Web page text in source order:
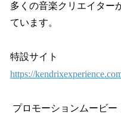
多くの音楽クリエイター
ています。
特設サイト
https://
プロモーションムービー